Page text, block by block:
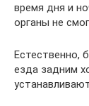
время дня и
органы не
Естественно,
езда задним